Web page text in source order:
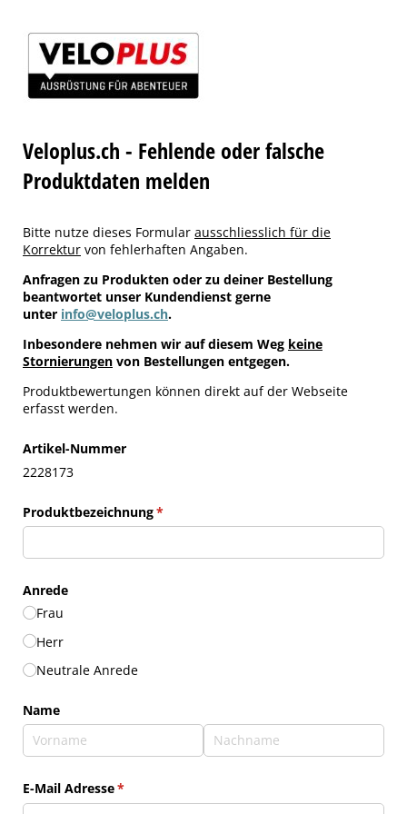
Veloplus.ch - Fehlende oder falsche
Produktdaten melden
Bitte nutze dieses Formular ausschliesslich für die
Korrektur von fehlerhaften Angaben.
Anfragen zu Produkten oder zu deiner Bestellung
beantwortet unser Kundendienst gerne
unter info@veloplus.ch.
Inbesondere nehmen wir auf diesem Weg keine
Stornierungen von Bestellungen entgegen.
Produktbewertungen können direkt auf der Webseite
erfasst werden.
Artikel-Nummer
2228173
Produktbezeichnung*
(erforderlich)
Anrede
Frau
Herr
Neutrale Anrede
Name
E-Mail Adresse*
(erforderlich)